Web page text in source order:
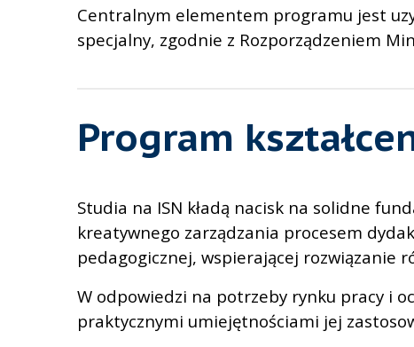
Centralnym elementem programu jest
specjalny, zgodnie z Rozporządzeniem
Program
Studia na ISN kładą nacisk na solidne
kreatywnego zarządzania procesem
pedagogicznej, wspierającej rozwiązanie
W odpowiedzi na potrzeby rynku pracy i
praktycznymi umiejętnościami jej